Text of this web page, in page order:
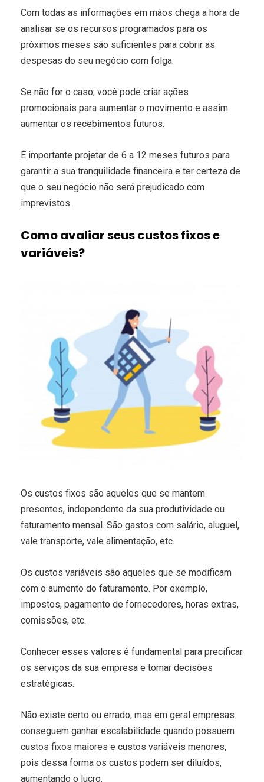
Com todas as informações em mãos chega a hora de
analisar se os recursos programados para os
próximos meses são suficientes para cobrir as
despesas do seu negócio com folga.
Se não for o caso, você pode criar ações
promocionais para aumentar o movimento e assim
aumentar os recebimentos futuros.
É importante projetar de 6 a 12 meses futuros para
garantir a sua tranquilidade financeira e ter certeza de
que o seu negócio não será prejudicado com
imprevistos.
Como avaliar seus custos fixos e
variáveis?
Os custos fixos são aqueles que se mantem
presentes, independente da sua produtividade ou
faturamento mensal. São gastos com salário, aluguel,
vale transporte, vale alimentação, etc.
Os custos variáveis são aqueles que se modificam
com o aumento do faturamento. Por exemplo,
impostos, pagamento de fornecedores, horas extras,
comissões, etc.
Conhecer esses valores é fundamental para precificar
os serviços da sua empresa e tomar decisões
estratégicas.
Não existe certo ou errado, mas em geral empresas
conseguem ganhar escalabilidade quando possuem
custos fixos maiores e custos variáveis menores,
pois dessa forma os custos podem ser diluídos,
aumentando o lucro.